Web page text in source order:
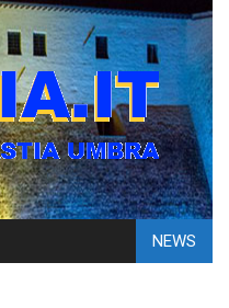
NEWS